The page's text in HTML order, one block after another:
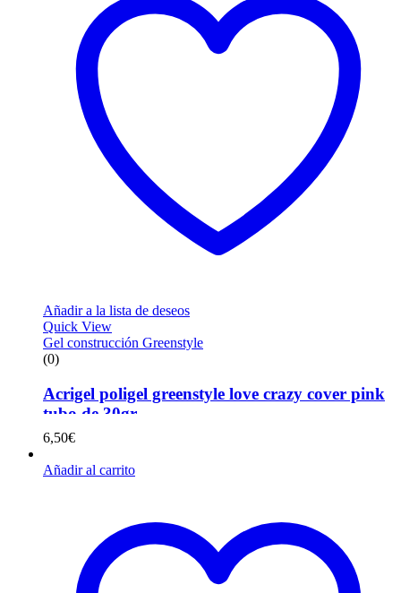
Añadir a la lista de deseos
Quick View
Gel construcción Greenstyle
(0)
Acrigel poligel greenstyle love crazy cover pink
tubo de 30gr
6,50€
Añadir al carrito